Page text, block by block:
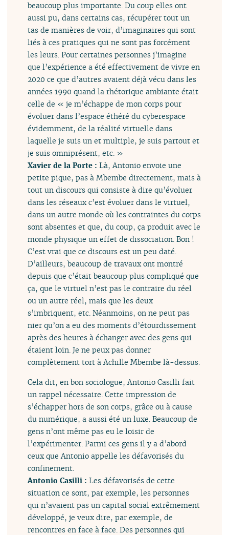
beaucoup plus importante. Du coup elles ont
aussi pu, dans certains cas, récupérer tout un
tas de manières de voir, d’imaginaires qui sont
liés à ces pratiques qui ne sont pas forcément
les leurs. Pour certaines personnes j’imagine
que l’expérience a été effectivement de vivre en
2020 ce que d’autres avaient déjà vécu dans les
années 1990 quand la rhétorique ambiante était
celle de « je m’échappe de mon corps pour
évoluer dans l’espace éthéré du cyberespace
évidemment, de la réalité virtuelle dans
laquelle je suis un et multiple, je suis partout et
je suis omniprésent, etc. »
Xavier de la Porte :Là, Antonio envoie une
petite pique, pas à Mbembe directement, mais à
tout un discours qui consiste à dire qu’évoluer
dans les réseaux c’est évoluer dans le virtuel,
dans un autre monde où les contraintes du corps
sont absentes et que, du coup, ça produit avec le
monde physique un effet de dissociation. Bon !
C’est vrai que ce discours est un peu daté.
D’ailleurs, beaucoup de travaux ont montré
depuis que c’était beaucoup plus compliqué que
ça, que le virtuel n’est pas le contraire du réel
ou un autre réel, mais que les deux
s’imbriquent, etc. Néanmoins, on ne peut pas
nier qu’on a eu des moments d’étourdissement
après des heures à échanger avec des gens qui
étaient loin. Je ne peux pas donner
complètement tort à Achille Mbembe là-dessus.
Cela dit, en bon sociologue, Antonio Casilli fait
un rappel nécessaire. Cette impression de
s’échapper hors de son corps, grâce ou à cause
du numérique, a aussi été un luxe. Beaucoup de
gens n’ont même pas eu le loisir de
l’expérimenter. Parmi ces gens il y a d’abord
ceux que Antonio appelle les défavorisés du
confinement.
Antonio Casilli :Les défavorisés de cette
situation ce sont, par exemple, les personnes
qui n’avaient pas un capital social extrêmement
développé, je veux dire, par exemple, de
rencontres en face à face. Des personnes qui